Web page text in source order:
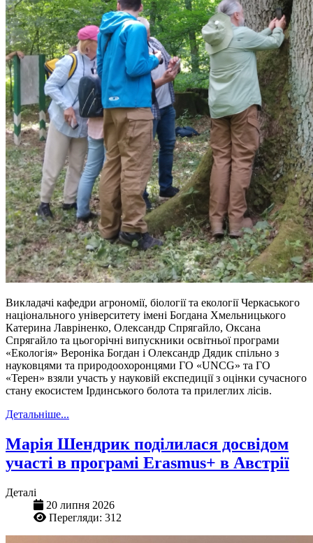
Викладачі кафедри агрономії, біології та екології Черкаського
національного університету імені Богдана Хмельницького
Катерина Лавріненко, Олександр Спрягайло, Оксана
Спрягайло та цьогорічні випускники освітньої програми
«Екологія» Вероніка Богдан і Олександр Дядик спільно з
науковцями та природоохоронцями ГО «UNCG» та ГО
«Терен» взяли участь у науковій експедиції з оцінки сучасного
стану екосистем Ірдинського болота та прилеглих лісів.
Детальніше...
Марія Шендрик поділилася досвідом
участі в програмі Erasmus+ в Австрії
Деталі
20 липня 2026
Перегляди: 312